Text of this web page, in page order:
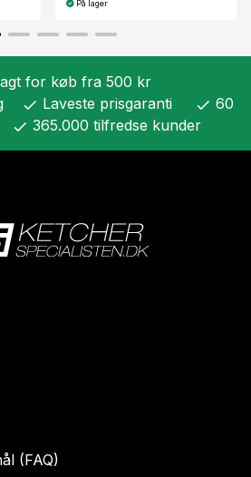
På lager
for køb fra 500 kr
check Laveste prisgaranti check 60
check 365.000 tilfredse kunder
(FAQ)